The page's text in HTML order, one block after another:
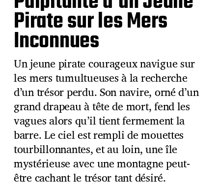
Pirate sur les Mers
Inconnues
Un jeune pirate courageux navigue sur
les mers tumultueuses à la recherche
d’un trésor perdu. Son navire, orné d’un
grand drapeau à tête de mort, fend les
vagues alors qu’il tient fermement la
barre. Le ciel est rempli de mouettes
tourbillonnantes, et au loin, une île
mystérieuse avec une montagne peut-
être cachant le trésor tant désiré.